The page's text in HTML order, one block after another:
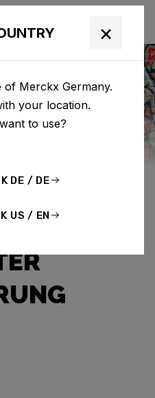
News
MIT
×
of Merckx Germany.
your location.
to use?
DE / DE
US / EN